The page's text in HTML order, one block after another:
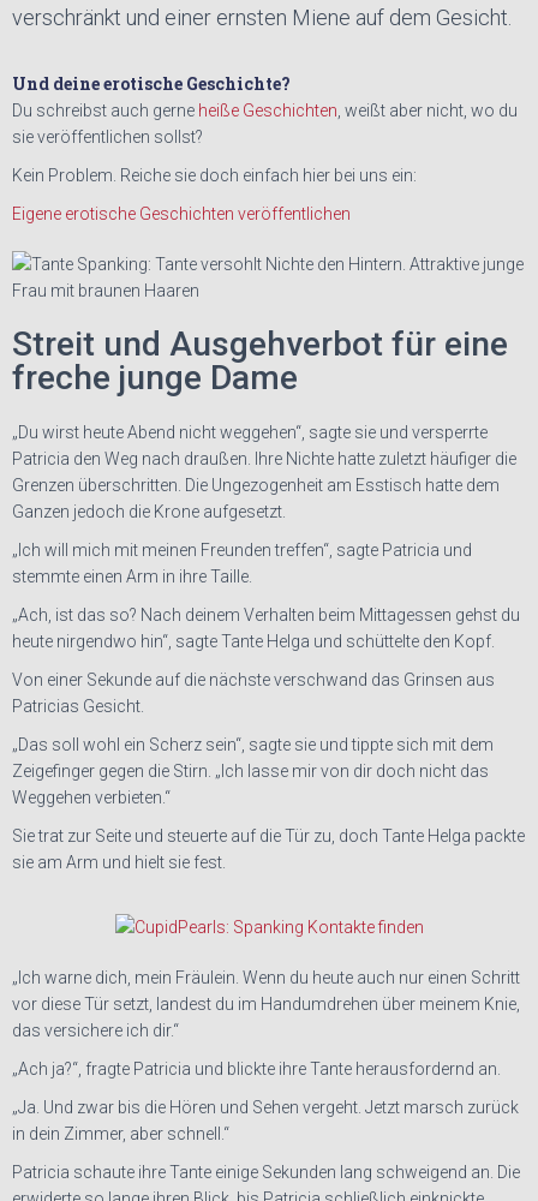
verschränkt und einer ernsten Miene auf dem Gesicht.
Und deine erotische Geschichte?
Du schreibst auch gerne heiße Geschichten, weißt aber nicht, wo du
sie veröffentlichen sollst?
Kein Problem. Reiche sie doch einfach hier bei uns ein:
Eigene erotische Geschichten veröffentlichen
Streit und Ausgehverbot für eine
freche junge Dame
„Du wirst heute Abend nicht weggehen“, sagte sie und versperrte
Patricia den Weg nach draußen. Ihre Nichte hatte zuletzt häufiger die
Grenzen überschritten. Die Ungezogenheit am Esstisch hatte dem
Ganzen jedoch die Krone aufgesetzt.
„Ich will mich mit meinen Freunden treffen“, sagte Patricia und
stemmte einen Arm in ihre Taille.
„Ach, ist das so? Nach deinem Verhalten beim Mittagessen gehst du
heute nirgendwo hin“, sagte Tante Helga und schüttelte den Kopf.
Von einer Sekunde auf die nächste verschwand das Grinsen aus
Patricias Gesicht.
„Das soll wohl ein Scherz sein“, sagte sie und tippte sich mit dem
Zeigefinger gegen die Stirn. „Ich lasse mir von dir doch nicht das
Weggehen verbieten.“
Sie trat zur Seite und steuerte auf die Tür zu, doch Tante Helga packte
sie am Arm und hielt sie fest.
„Ich warne dich, mein Fräulein. Wenn du heute auch nur einen Schritt
vor diese Tür setzt, landest du im Handumdrehen über meinem Knie,
das versichere ich dir.“
„Ach ja?“, fragte Patricia und blickte ihre Tante herausfordernd an.
„Ja. Und zwar bis die Hören und Sehen vergeht. Jetzt marsch zurück
in dein Zimmer, aber schnell.“
Patricia schaute ihre Tante einige Sekunden lang schweigend an. Die